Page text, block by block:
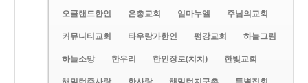
오클랜드한인
은총교회 임마누엘
주님의교회
커뮤니티교회
타우랑가한인 평강교회
하늘그림
하늘소망
한우리 한인장로(치치)
한빛교회